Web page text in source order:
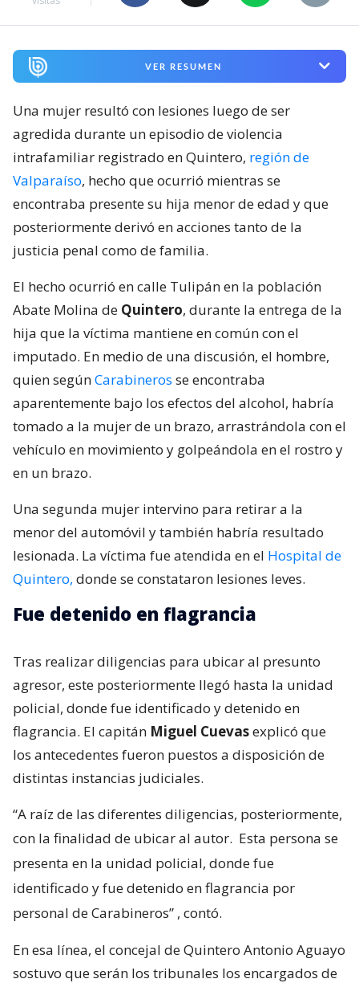
VER RESUMEN
Una mujer resultó con lesiones luego de ser
agredida durante un episodio de violencia
intrafamiliar registrado en Quintero, región de
Valparaíso, hecho que ocurrió mientras se
encontraba presente su hija menor de edad y que
posteriormente derivó en acciones tanto de la
justicia penal como de familia.
El hecho ocurrió en calle Tulipán en la población
Abate Molina de Quintero, durante la entrega de la
hija que la víctima mantiene en común con el
imputado. En medio de una discusión, el hombre,
quien segúnCarabineros se encontraba
aparentemente bajo los efectos del alcohol, habría
tomado a la mujer de un brazo, arrastrándola con el
vehículo en movimiento y golpeándola en el rostro y
en un brazo.
Una segunda mujer intervino para retirar a la
menor del automóvil y también habría resultado
lesionada. La víctima fue atendida en el Hospital de
Quintero, donde se constataron lesiones leves.
Fue detenido en flagrancia
Tras realizar diligencias para ubicar al presunto
agresor, este posteriormente llegó hasta la unidad
policial, donde fue identificado y detenido en
flagrancia. El capitán Miguel Cuevasexplicó que
los antecedentes fueron puestos a disposición de
distintas instancias judiciales.
“A raíz de las diferentes diligencias, posteriormente,
con la finalidad de ubicar al autor. Esta persona se
presenta en la unidad policial, donde fue
identificado y fue detenido en flagrancia por
personal de Carabineros” , contó.
En esa línea, el concejal de Quintero Antonio Aguayo
sostuvo que serán los tribunales los encargados de